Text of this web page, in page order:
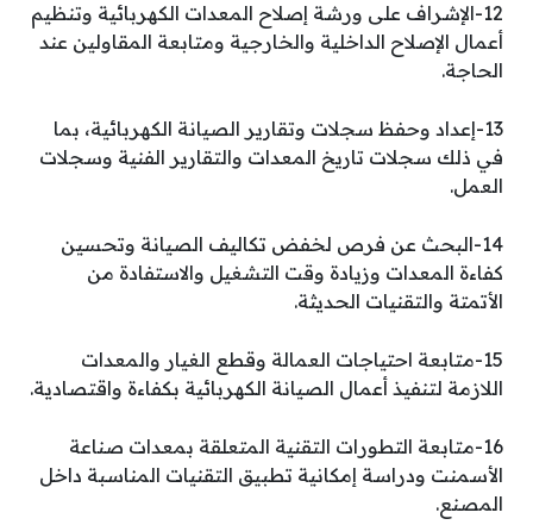
12-الإشراف على ورشة إصلاح المعدات الكهربائية وتنظيم
أعمال الإصلاح الداخلية والخارجية ومتابعة المقاولين عند
الحاجة.
13-إعداد وحفظ سجلات وتقارير الصيانة الكهربائية، بما
في ذلك سجلات تاريخ المعدات والتقارير الفنية وسجلات
العمل.
14-البحث عن فرص لخفض تكاليف الصيانة وتحسين
كفاءة المعدات وزيادة وقت التشغيل والاستفادة من
الأتمتة والتقنيات الحديثة.
15-متابعة احتياجات العمالة وقطع الغيار والمعدات
اللازمة لتنفيذ أعمال الصيانة الكهربائية بكفاءة واقتصادية.
16-متابعة التطورات التقنية المتعلقة بمعدات صناعة
الأسمنت ودراسة إمكانية تطبيق التقنيات المناسبة داخل
المصنع.